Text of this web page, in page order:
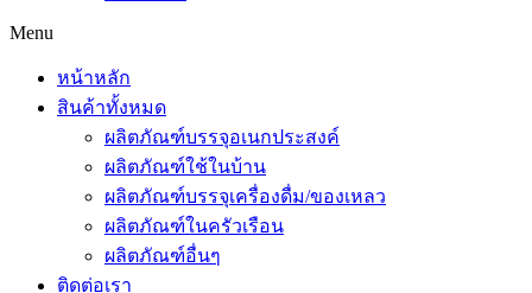
Menu
หน้าหลัก
สินค้าทั้งหมด
ผลิตภัณฑ์บรรจุอเนกประสงค์
ผลิตภัณฑ์ใช้ในบ้าน
ผลิตภัณฑ์บรรจุเครื่องดื่ม/ของเหลว
ผลิตภัณฑ์ในครัวเรือน
ผลิตภัณฑ์อื่นๆ
ติดต่อเรา